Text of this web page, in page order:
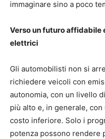
immaginare sino a poco
Verso un futuro affidabile
elettrici
Gli automobilisti non si
richiedere veicoli con
autonomia, con un livello
più alto e, in generale,
costo inferiore. Solo i
potenza possono rendere